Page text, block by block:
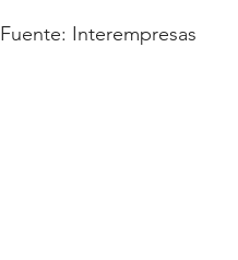
Fuente: Interempresas